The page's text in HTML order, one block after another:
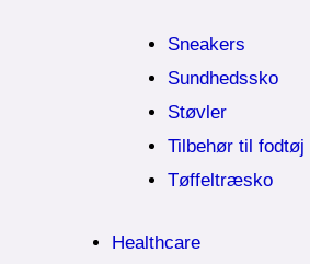
Sneakers
Sundhedssko
Støvler
Tilbehør til fodtøj
Tøffeltræsko
Healthcare